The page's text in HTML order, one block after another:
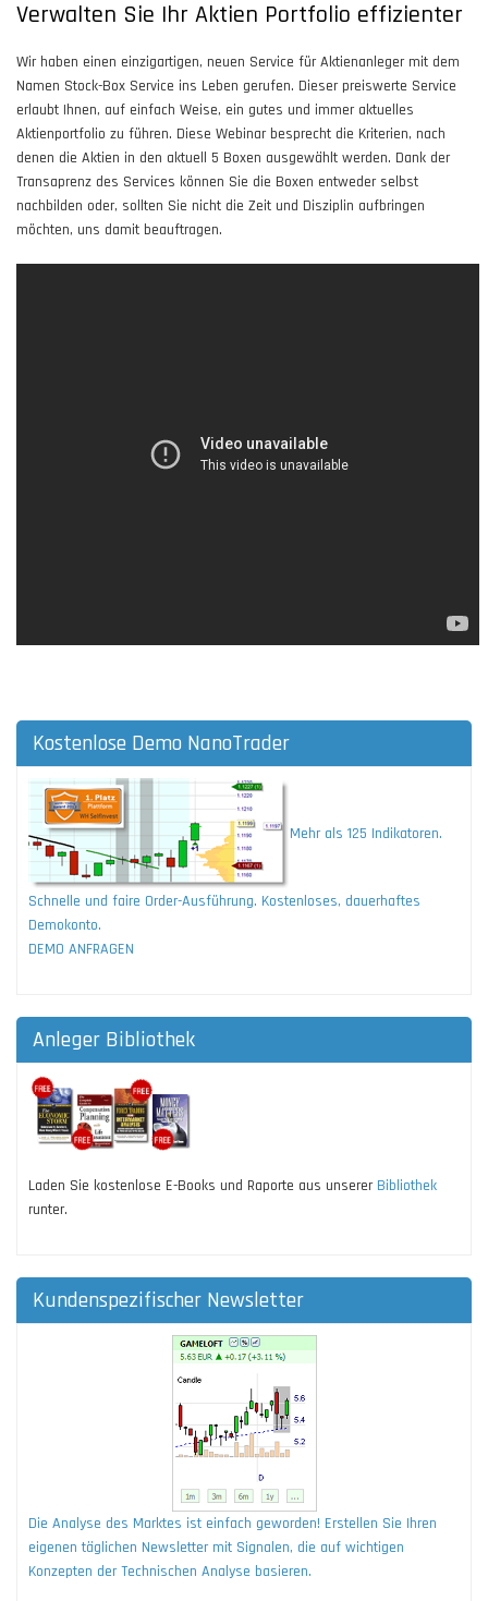
Verwalten Sie Ihr Aktien Portfolio effizienter
Wir haben einen einzigartigen, neuen Service für Aktienanleger mit dem
Namen Stock-Box Service ins Leben gerufen. Dieser preiswerte Service
erlaubt Ihnen, auf einfach Weise, ein gutes und immer aktuelles
Aktienportfolio zu führen. Diese Webinar besprecht die Kriterien, nach
denen die Aktien in den aktuell 5 Boxen ausgewählt werden. Dank der
Transaprenz des Services können Sie die Boxen entweder selbst
nachbilden oder, sollten Sie nicht die Zeit und Disziplin aufbringen
möchten, uns damit beauftragen.
Kostenlose Demo NanoTrader
Mehr als 125 Indikatoren.
Schnelle und faire Order-Ausführung. Kostenloses, dauerhaftes
Demokonto.
DEMO ANFRAGEN
Anleger Bibliothek
Laden Sie kostenlose E-Books und Raporte aus unserer Bibliothek
runter.
Kundenspezifischer Newsletter
Die Analyse des Marktes ist einfach geworden! Erstellen Sie Ihren
eigenen täglichen Newsletter mit Signalen, die auf wichtigen
Konzepten der Technischen Analyse basieren.